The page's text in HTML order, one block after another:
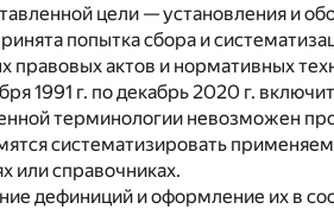
цели — установления и
попытка сбора и
правовых актов и нормативных
1991 г. по декабрь 2020 г.
терминологии невозможен
систематизировать
или справочниках.
дефиниций и оформление их в